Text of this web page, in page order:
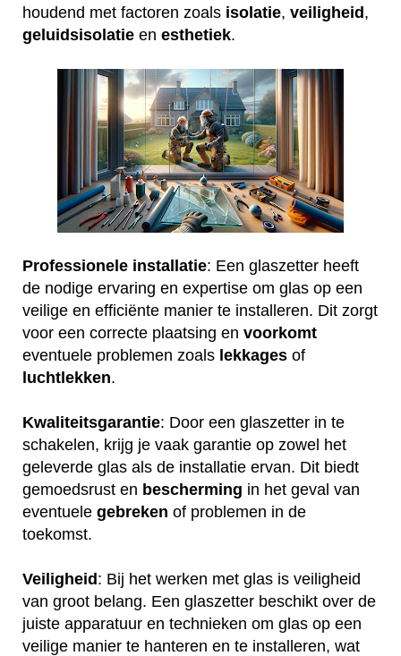
houdend met factoren zoals isolatie, veiligheid,
geluidsisolatie en esthetiek.
Professionele installatie: Een glaszetter heeft
de nodige ervaring en expertise om glas op een
veilige en efficiënte manier te installeren. Dit zorgt
voor een correcte plaatsing en voorkomt
eventuele problemen zoals lekkages of
luchtlekken.
Kwaliteitsgarantie: Door een glaszetter in te
schakelen, krijg je vaak garantie op zowel het
geleverde glas als de installatie ervan. Dit biedt
gemoedsrust en bescherming in het geval van
eventuele gebreken of problemen in de
toekomst.
Veiligheid: Bij het werken met glas is veiligheid
van groot belang. Een glaszetter beschikt over de
juiste apparatuur en technieken om glas op een
veilige manier te hanteren en te installeren, wat